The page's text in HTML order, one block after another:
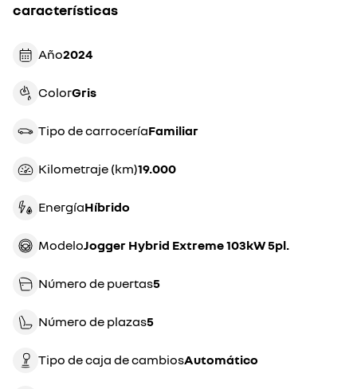
características
Año 2024
Color gris
Tipo de carrocería familiar
Kilometraje (km) 19.000
Energía híbrido
Modelo Jogger Hybrid Extreme 103kW 5pl.
Número de puertas5
Número de plazas5
Tipo de caja de cambios automático